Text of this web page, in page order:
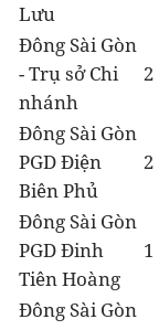
Lưu
Đông Sài Gòn
- Trụ sở Chi
nhánh
2
Đông Sài Gòn
PGD Điện
Biên Phủ
2
Đông Sài Gòn
PGD Đinh
Tiên Hoàng
1
Đông Sài Gòn